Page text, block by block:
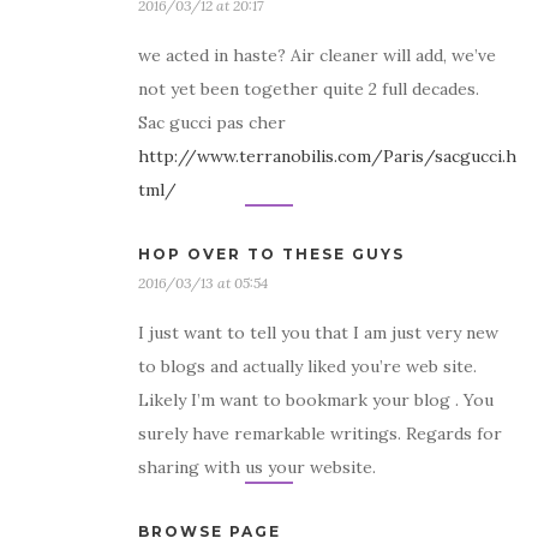
2016/03/12 at 20:17
we acted in haste? Air cleaner will add, we’ve
not yet been together quite 2 full decades.
Sac gucci pas cher
http://www.terranobilis.com/Paris/sacgucci.h
tml/
HOP OVER TO THESE GUYS
2016/03/13 at 05:54
I just want to tell you that I am just very new
to blogs and actually liked you’re web site.
Likely I’m want to bookmark your blog . You
surely have remarkable writings. Regards for
sharing with us your website.
BROWSE PAGE